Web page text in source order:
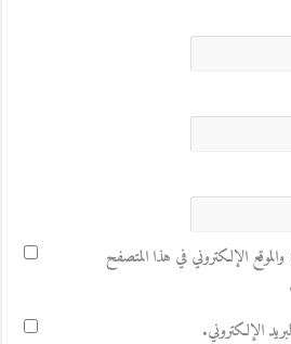
الإلكتروني في هذا المتصفح
الإلكتروني.